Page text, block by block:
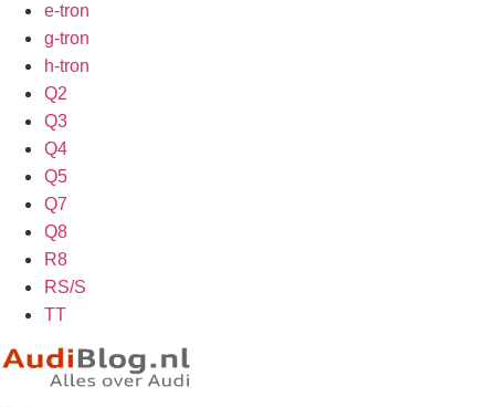
e-tron
g-tron
h-tron
Q2
Q3
Q4
Q5
Q7
Q8
R8
RS/S
TT